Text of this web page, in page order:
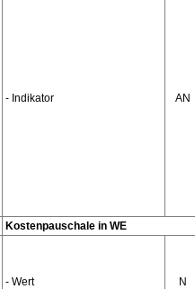
- Indikator AN
Kostenpauschale in WE
- Wert N